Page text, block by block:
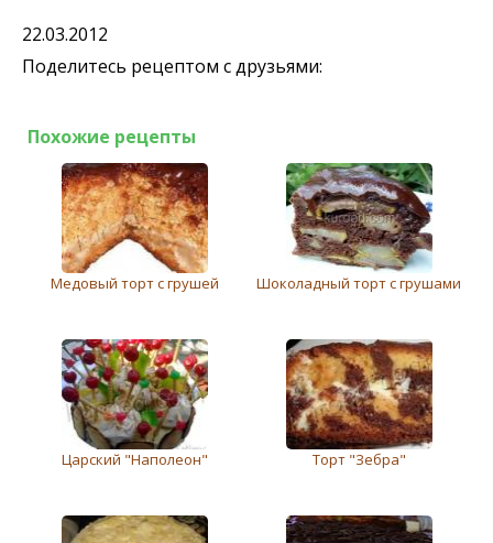
22.03.2012
Поделитесь рецептом с друзьями:
Похожие рецепты
Медовый торт с грушей Шоколадный торт с грушами
Царский "Наполеон" Торт "Зебра"